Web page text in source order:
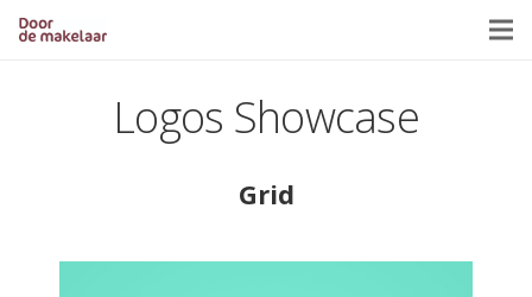
Logos Showcase
Grid